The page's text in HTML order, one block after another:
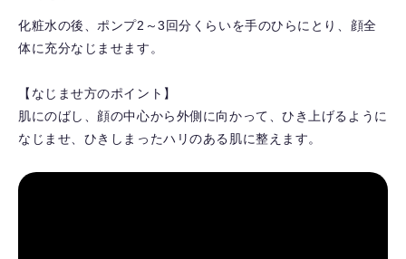
化粧水の後、ポンプ2～3回分くらいを手のひらにとり、顔全
体に充分なじませます。
【なじませ方のポイント】
肌にのばし、顔の中心から外側に向かって、ひき上げるように
なじませ、ひきしまったハリのある肌に整えます。